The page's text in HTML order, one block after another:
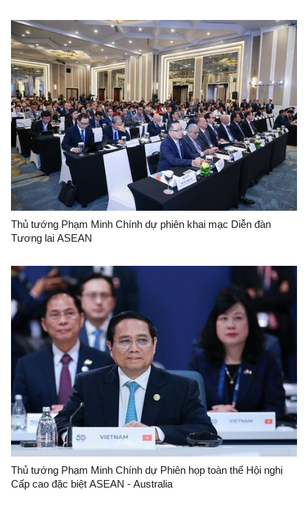
Thủ tướng Phạm Minh Chính dự phiên khai mạc Diễn đàn
Tương lai ASEAN
Thủ tướng Phạm Minh Chính dự Phiên họp toàn thể Hội nghị
Cấp cao đặc biệt ASEAN - Australia